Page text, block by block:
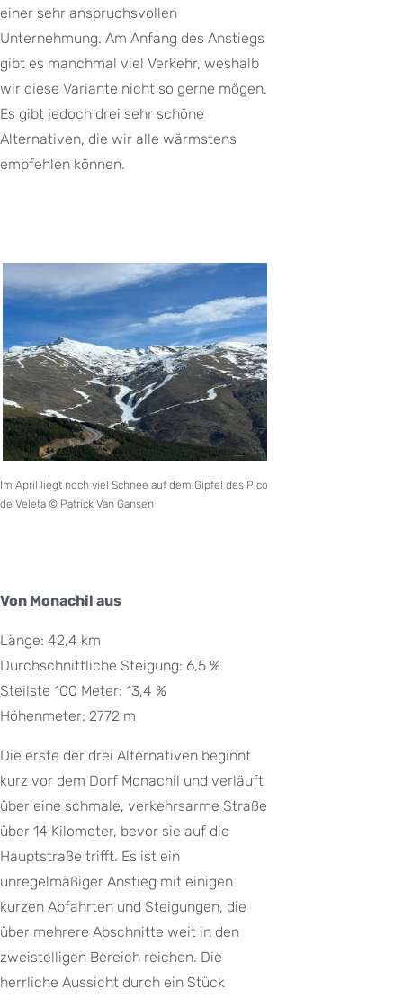
einer sehr anspruchsvollen
Unternehmung. Am Anfang des Anstiegs
gibt es manchmal viel Verkehr, weshalb
wir diese Variante nicht so gerne mögen.
Es gibt jedoch drei sehr schöne
Alternativen, die wir alle wärmstens
empfehlen können.
Im April liegt noch viel Schnee auf dem Gipfel des Pico
de Veleta © Patrick Van Gansen
Von Monachil aus
Länge: 42,4 km
Durchschnittliche Steigung: 6,5 %
Steilste 100 Meter: 13,4 %
Höhenmeter: 2772 m
Die erste der drei Alternativen beginnt
kurz vor dem Dorf Monachil und verläuft
über eine schmale, verkehrsarme Straße
über 14 Kilometer, bevor sie auf die
Hauptstraße trifft. Es ist ein
unregelmäßiger Anstieg mit einigen
kurzen Abfahrten und Steigungen, die
über mehrere Abschnitte weit in den
zweistelligen Bereich reichen. Die
herrliche Aussicht durch ein Stück